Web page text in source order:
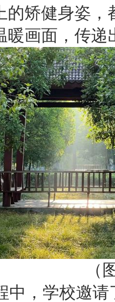
的矫健身姿
暖画面，传递
（
中，学校邀